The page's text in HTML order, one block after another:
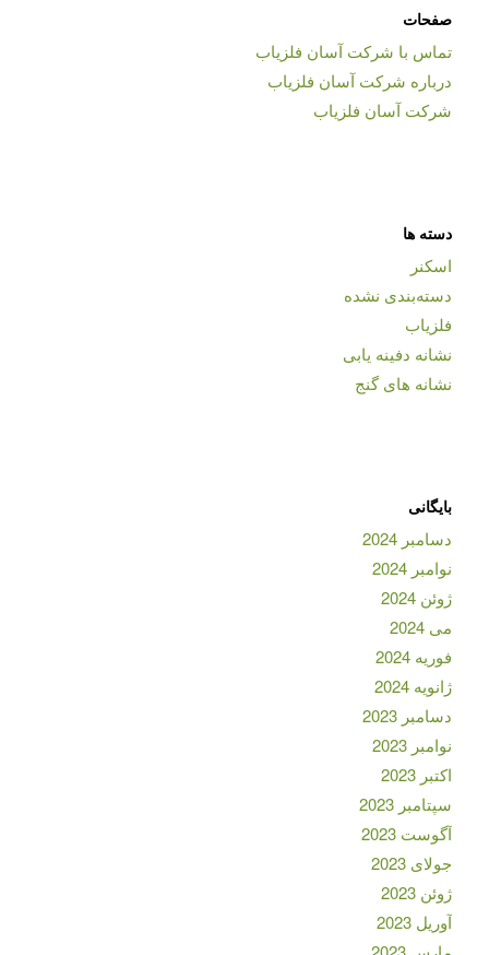
صفحات
تماس با شرکت آسان فلزیاب
درباره شرکت آسان فلزیاب
شرکت آسان فلزیاب
دسته ها
اسکنر
دسته‌بندی نشده
فلزیاب
نشانه دفینه یابی
نشانه های گنج
بایگانی
دسامبر 2024
نوامبر 2024
ژوئن 2024
می 2024
فوریه 2024
ژانویه 2024
دسامبر 2023
نوامبر 2023
اکتبر 2023
سپتامبر 2023
آگوست 2023
جولای 2023
ژوئن 2023
آوریل 2023